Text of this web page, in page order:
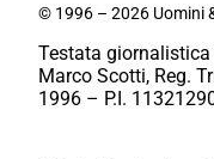
© 1996 – 2026 Uomini
Testata
Marco Scotti, Reg.
1996 – P.I.